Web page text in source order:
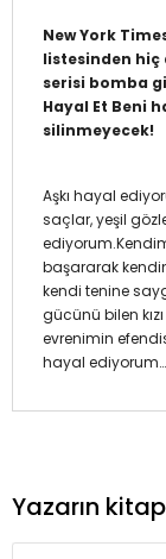
New York
listesinden hiç
serisi bomba
Hayal Et Beni
silinmeyecek!
Aşkı hayal
saçlar, yeşil
başararak
kendi tenine
gücünü bilen
evrenimin
hayal ediyorum…
Yazarın